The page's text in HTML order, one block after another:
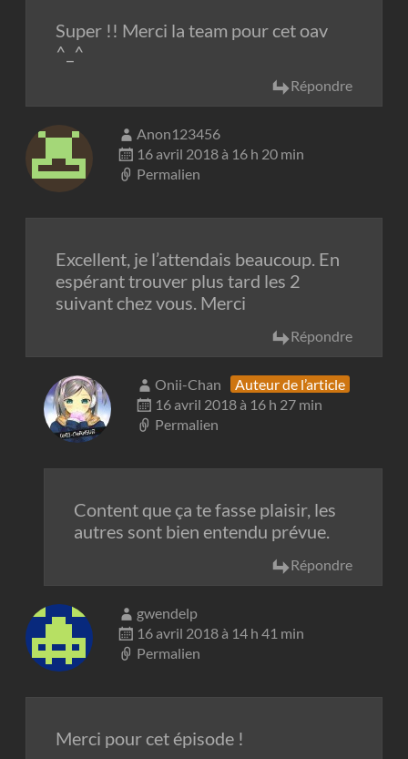
Super !! Merci la team pour cet oav
^_^
Répondre
Anon123456
16 avril 2018 à 16 h 20 min
Permalien
Excellent, je l’attendais beaucoup. En
espérant trouver plus tard les 2
suivant chez vous. Merci
Répondre
Onii-Chan
Auteur de l’article
16 avril 2018 à 16 h 27 min
Permalien
Content que ça te fasse plaisir, les
autres sont bien entendu prévue.
Répondre
gwendelp
16 avril 2018 à 14 h 41 min
Permalien
Merci pour cet épisode !